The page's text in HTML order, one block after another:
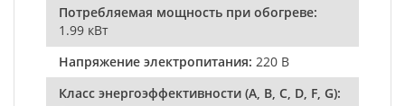
Потребляемая мощность при обогреве:
1.99 кВт
Напряжение электропитания: 220 В
Класс энергоэффективности (A, B, C, D, F, G):